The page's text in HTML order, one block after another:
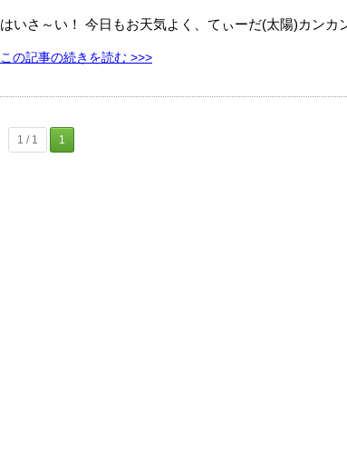
はいさ～い！ 今日もお天気よく、てぃーだ(太陽)カンカ
この記事の続きを読む >>>
1 / 1 1